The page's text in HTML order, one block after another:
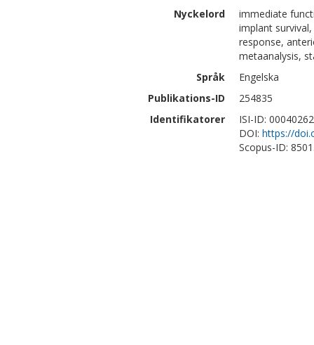
Nyckelord
immediate
implant
response,
metaanalysis,
Språk
Engelska
Publikations-ID
254835
Identifikatorer
ISI-ID:
DOI: https://
Scopus-ID: